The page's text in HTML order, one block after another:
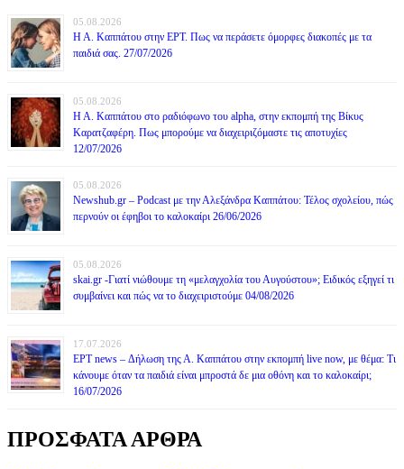
05.08.2026
Η Α. Καππάτου στην ΕΡΤ. Πως να περάσετε όμορφες διακοπές με τα
παιδιά σας. 27/07/2026
05.08.2026
Η Α. Καππάτου στο ραδιόφωνο του alpha, στην εκπομπή της Βίκυς
Καρατζαφέρη. Πως μπορούμε να διαχειριζόμαστε τις αποτυχίες
12/07/2026
05.08.2026
Newshub.gr – Podcast με την Αλεξάνδρα Καππάτου: Τέλος σχολείου, πώς
περνούν οι έφηβοι το καλοκαίρι 26/06/2026
05.08.2026
skai.gr -Γιατί νιώθουμε τη «μελαγχολία του Αυγούστου»; Ειδικός εξηγεί τι
συμβαίνει και πώς να το διαχειριστούμε 04/08/2026
17.07.2026
ΕΡΤ news – Δήλωση της Α. Καππάτου στην εκπομπή live now, με θέμα: Τι
κάνουμε όταν τα παιδιά είναι μπροστά δε μια οθόνη και το καλοκαίρι;
16/07/2026
ΠΡΟΣΦΑΤΑ ΑΡΘΡΑ